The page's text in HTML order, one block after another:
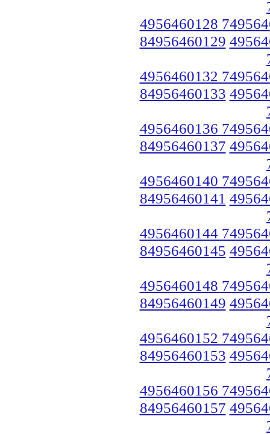
4956460128
84956460129
4956460132
84956460133
4956460136
84956460137
4956460140
84956460141
4956460144
84956460145
4956460148
84956460149
4956460152
84956460153
4956460156
84956460157